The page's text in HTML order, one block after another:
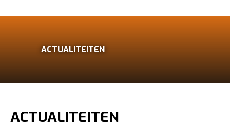
ACTUALITEITEN
ACTUALITEITEN